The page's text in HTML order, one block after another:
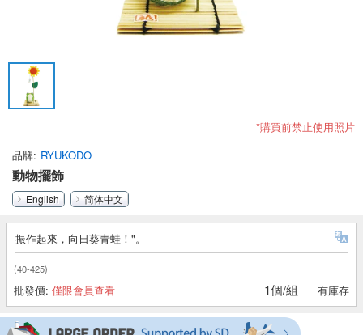
*購買前禁止使用照片
品牌 RYUKODO
動物擺飾
English 简体中文
振作起來，向日葵青蛙！"。
(40-425)
批發價: 僅限會員查看 1個/組 有庫存